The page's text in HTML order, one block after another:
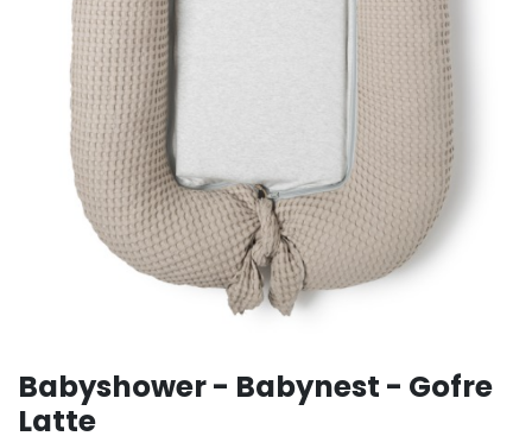
Babyshower - Babynest - Gofre
Latte